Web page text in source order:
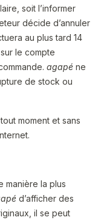
soit l’informer
décide d’annuler
au plus tard 14
le compte
agapé ne
de stock ou
moment et sans
manière la plus
d’afficher des
il se peut